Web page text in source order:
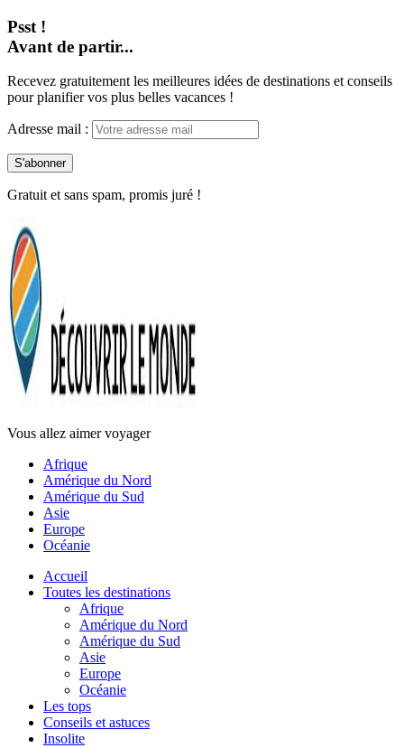
Psst !
Avant de partir...
Recevez gratuitement les meilleures idées de destinations et conseils
pour planifier vos plus belles vacances !
Adresse mail :
Gratuit et sans spam, promis juré !
Vous allez aimer voyager
Afrique
Amérique du Nord
Amérique du Sud
Asie
Europe
Océanie
Accueil
Toutes les destinations
Afrique
Amérique du Nord
Amérique du Sud
Asie
Europe
Océanie
Les tops
Conseils et astuces
Insolite